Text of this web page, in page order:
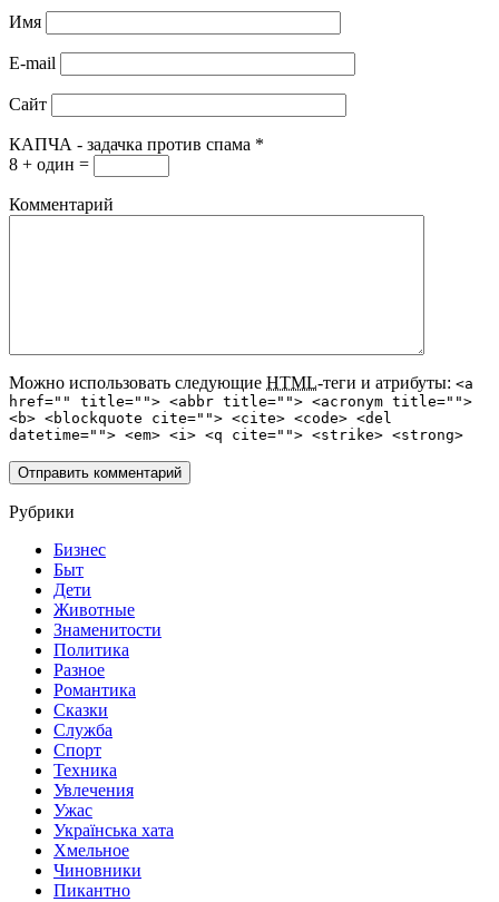
Имя
E-mail
Сайт
КАПЧА - задачка против спама *
8 + один =
Комментарий
Можно использовать следующие HTML-теги и атрибуты: <a
href="" title=""> <abbr title=""> <acronym title="">
<b> <blockquote cite=""> <cite> <code> <del
datetime=""> <em> <i> <q cite=""> <strike> <strong>
Рубрики
Бизнес
Быт
Дети
Животные
Знаменитости
Политика
Разное
Романтика
Сказки
Служба
Спорт
Техника
Увлечения
Ужас
Українська хата
Хмельное
Чиновники
Пикантно